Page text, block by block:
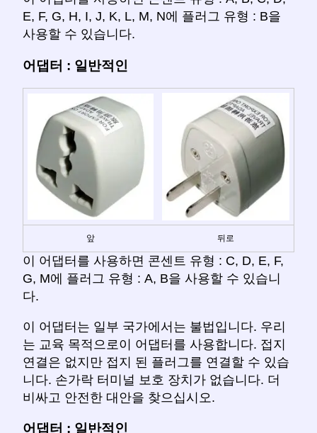
E, F, G, H, I, J, K, L, M, N에 플러그 유형 : B을
사용할 수 있습니다.
어댑터 : 일반적인
앞 뒤로
이 어댑터를 사용하면 콘센트 유형 : C, D, E, F,
G, M에 플러그 유형 : A, B을 사용할 수 있습니
다.
이 어댑터는 일부 국가에서는 불법입니다. 우리
는 교육 목적으로이 어댑터를 사용합니다. 접지
연결은 없지만 접지 된 플러그를 연결할 수 있습
니다. 손가락 터미널 보호 장치가 없습니다. 더
비싸고 안전한 대안을 찾으십시오.
어댑터 : 일반적인